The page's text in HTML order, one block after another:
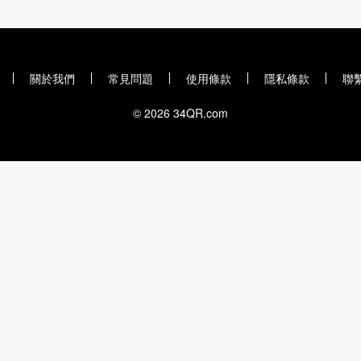
關於我們 常見問題 使用條款 隱私條款 聯
© 2026 34QR.com